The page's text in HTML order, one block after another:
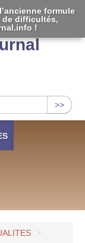
>>
>
formule
de difficultés,
!